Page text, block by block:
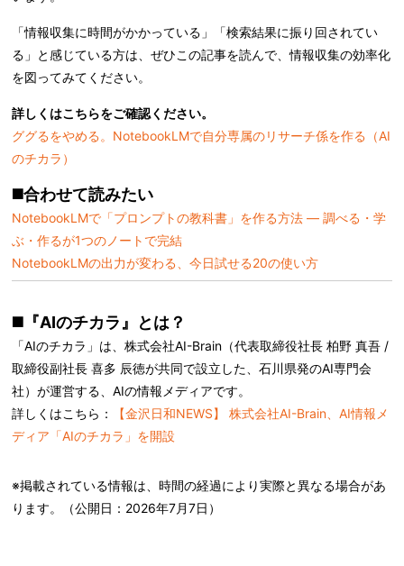
「情報収集に時間がかかっている」「検索結果に振り回されてい
る」と感じている方は、ぜひこの記事を読んで、情報収集の効率化
を図ってみてください。
詳しくはこちらをご確認ください。
ググるをやめる。NotebookLMで自分専属のリサーチ係を作る（AI
のチカラ）
◼️合わせて読みたい
NotebookLMで「プロンプトの教科書」を作る方法 ― 調べる・学
ぶ・作るが1つのノートで完結
NotebookLMの出力が変わる、今日試せる20の使い方
◼️『AIのチカラ』とは？
「AIのチカラ」は、株式会社AI-Brain（代表取締役社長 柏野 真吾 /
取締役副社長 喜多 辰徳が共同で設立した、石川県発のAI専門会
社）が運営する、AIの情報メディアです。
詳しくはこちら：
【金沢日和NEWS】 株式会社AI-Brain、AI情報メ
ディア「AIのチカラ」を開設
※掲載されている情報は、時間の経過により実際と異なる場合があ
ります。（公開日： 2026年7月7日 ）